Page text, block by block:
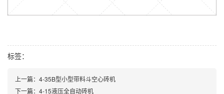
标签：
上一篇：4-35B型小型带料斗空心砖机
下一篇：4-15液压全自动砖机